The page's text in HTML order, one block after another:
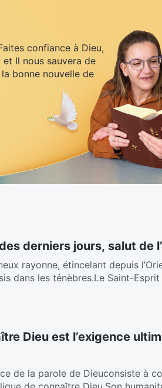
confiance à Dieu,
Il nous sauvera de
bonne nouvelle de
derniers jours, salut de
rayonne, étincelant depuis
dans les ténèbres.Le Saint-Esprit
Dieu est l’exigence
de la parole de Dieuconsiste à